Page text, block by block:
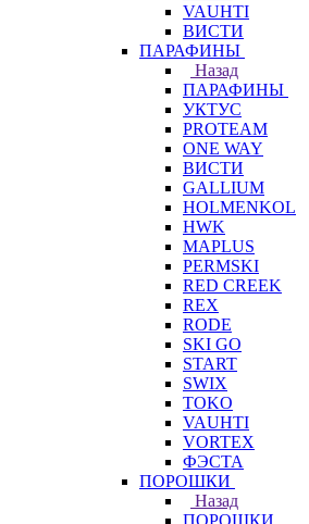
VAUHTI
ВИСТИ
ПАРАФИНЫ
Назад
ПАРАФИНЫ
УКТУС
PROTEAM
ONE WAY
ВИСТИ
GALLIUM
HOLMENKOL
HWK
MAPLUS
PERMSKI
RED CREEK
REX
RODE
SKI GO
START
SWIX
TOKO
VAUHTI
VORTEX
ФЭСТА
ПОРОШКИ
Назад
ПОРОШКИ